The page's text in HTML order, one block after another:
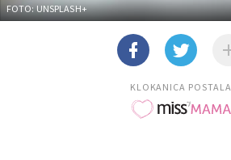
FOTO: UNSPLASH+
KLOKANICA POSTALA